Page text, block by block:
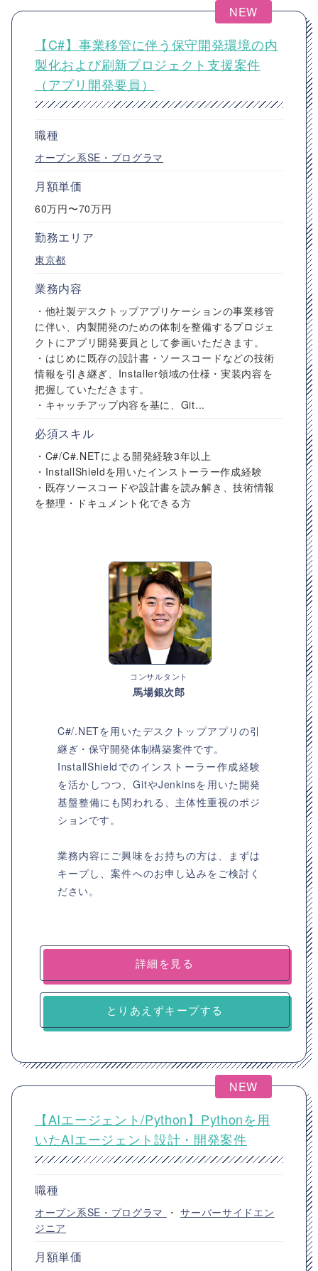
NEW
【C#】事業移管に伴う保守開発環境の内
製化および刷新プロジェクト支援案件
（アプリ開発要員）
職種
オープン系SE・プログラマ
月額単価
60万円〜70万円
勤務エリア
東京都
業務内容
・他社製デスクトップアプリケーションの事業移管
に伴い、内製開発のための体制を整備するプロジェ
クトにアプリ開発要員として参画いただきます。
・はじめに既存の設計書・ソースコードなどの技術
情報を引き継ぎ、Installer領域の仕様・実装内容を
把握していただきます。
・キャッチアップ内容を基に、Git...
必須スキル
・C#/C#.NETによる開発経験3年以上
・InstallShieldを用いたインストーラー作成経験
・既存ソースコードや設計書を読み解き、技術情報
を整理・ドキュメント化できる方
コンサルタント
馬場銀次郎
C#/.NETを用いたデスクトップアプリの引
継ぎ・保守開発体制構築案件です。
InstallShieldでのインストーラー作成経験
を活かしつつ、GitやJenkinsを用いた開発
基盤整備にも関われる、主体性重視のポジ
ションです。
業務内容にご興味をお持ちの方は、まずは
キープし、案件へのお申し込みをご検討く
ださい。
詳細を見る
とりあえずキープする
NEW
【AIエージェント/Python】Pythonを用
いたAIエージェント設計・開発案件
職種
オープン系SE・プログラマ ・サーバーサイドエン
ジニア
月額単価